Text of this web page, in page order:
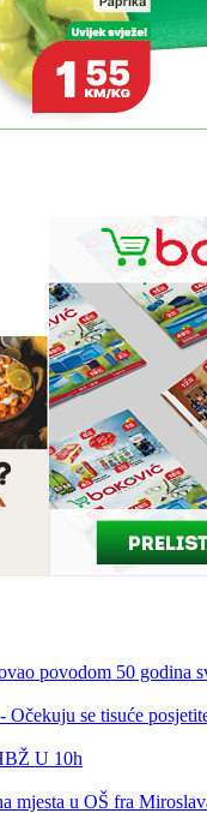
povodom 50 godina
se tisuće
U 10h
mjesta u OŠ fra